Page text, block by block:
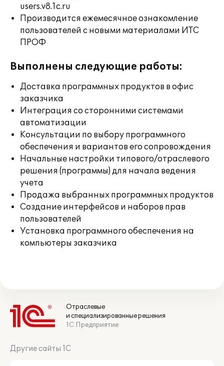
users.v8.1c.ru
Производится ежемесячное ознакомление
пользователей с новыми материалами ИТС
ПРОФ
Выполнены следующие работы:
Доставка программных продуктов в офис
заказчика
Интеграция со сторонними системами
автоматизации
Консультации по выбору программного
обеспечения и вариантов его сопровождения
Начальные настройки типового/отраслевого
решения (программы) для начала ведения
учета
Продажа выбранных программных продуктов
Создание интерфейсов и наборов прав
пользователей
Установка программного обеспечения на
компьютеры заказчика
Отраслевые
и специализированные решения
1С:Предприятие
Другие сайты 1С